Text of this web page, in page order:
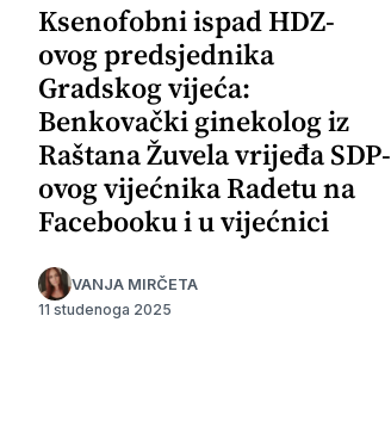
Ksenofobni ispad HDZ-
ovog predsjednika
Gradskog vijeća:
Benkovački ginekolog iz
Raštana Žuvela vrijeđa SDP-
ovog vijećnika Radetu na
Facebooku i u vijećnici
VANJA MIRČETA
11 studenoga 2025